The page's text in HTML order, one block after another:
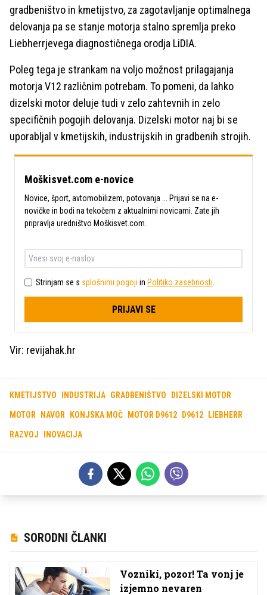
gradbeništvo in kmetijstvo, za zagotavljanje optimalnega
delovanja pa se stanje motorja stalno spremlja preko
Liebherrjevega diagnostičnega orodja LiDIA.
Poleg tega je strankam na voljo možnost prilagajanja
motorja V12 različnim potrebam. To pomeni, da lahko
dizelski motor deluje tudi v zelo zahtevnih in zelo
specifičnih pogojih delovanja. Dizelski motor naj bi se
uporabljal v kmetijskih, industrijskih in gradbenih strojih.
Moškisvet.com e-novice
Novice, šport, avtomobilizem, potovanja ... Prijavi se na e-
novičke in bodi na tekočem z aktualnimi novicami. Zate jih
pripravlja uredništvo Moškisvet.com.
Strinjam se s splošnimi pogoji in Politiko zasebnosti
PRIJAVI SE
Vir: revijahak.hr
KMETIJSTVO INDUSTRIJA GRADBENIŠTVO DIZELSKI MOTOR
MOTOR NAVOR KONJSKA MOČ MOTOR D9612 D9612 LIEBHERR
RAZVOJ INOVACIJA
SORODNI ČLANKI
Vozniki, pozor! Ta vonj je
izjemno nevaren